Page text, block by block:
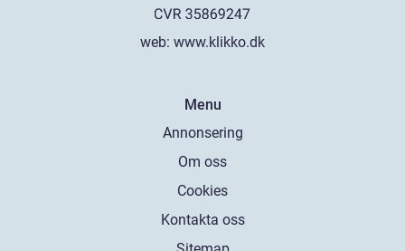
web: www.klikko.dk
Menu
Annonsering
Om oss
Cookies
Kontakta oss